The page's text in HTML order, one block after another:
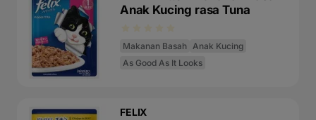
Anak Kucing rasa Tuna
Makanan Basah Anak Kucing
As Good As It Looks
FELIX